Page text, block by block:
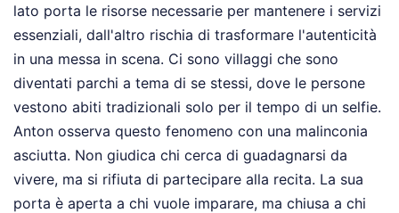
lato porta le risorse necessarie per mantenere i servizi
essenziali, dall'altro rischia di trasformare l'autenticità
in una messa in scena. Ci sono villaggi che sono
diventati parchi a tema di se stessi, dove le persone
vestono abiti tradizionali solo per il tempo di un selfie.
Anton osserva questo fenomeno con una malinconia
asciutta. Non giudica chi cerca di guadagnarsi da
vivere, ma si rifiuta di partecipare alla recita. La sua
porta è aperta a chi vuole imparare, ma chiusa a chi